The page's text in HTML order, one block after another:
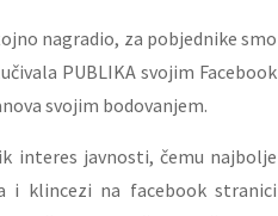
nagradio, za pobjednike smo
PUBLIKA svojim Facebook
svojim bodovanjem.
interes javnosti, čemu najbolje
i klincezi na facebook stranici